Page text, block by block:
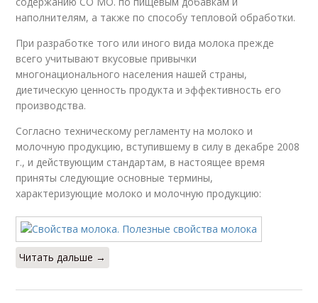
наполнителям, а также по способу тепловой обработки.
При разработке того или иного вида молока прежде
всего учитывают вкусовые привычки
многонационального населения нашей страны,
диетическую ценность продукта и эффективность его
производства.
Согласно техническому регламенту на молоко и
молочную продукцию, вступившему в силу в декабре 2008
г., и действующим стандартам, в настоящее время
приняты следующие основные термины,
характеризующие молоко и молочную продукцию:
Читать дальше →